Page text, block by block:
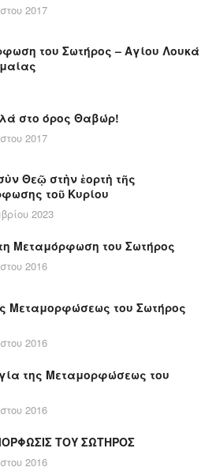
2017
του Σωτήρος – Αγίου Λουκά
στο όρος Θαβώρ!
2017
Θεῷ στὴν ἑορτὴ τῆς
τοῦ Κυρίου
2023
Μεταμόρφωση του Σωτήρος
2016
Μεταμορφώσεως του Σωτήρος
2016
της Μεταμορφώσεως του
2016
ΤΟΥ ΣΩΤΗΡΟΣ
2016